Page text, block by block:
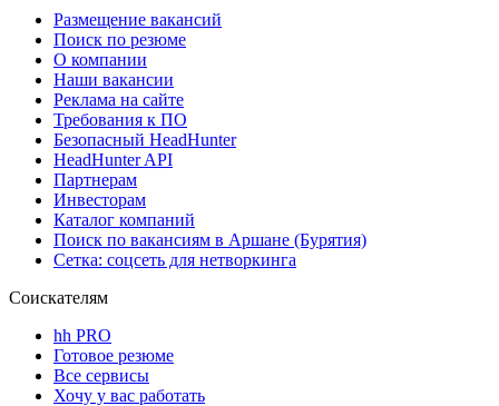
Размещение вакансий
Поиск по резюме
О компании
Наши вакансии
Реклама на сайте
Требования к ПО
Безопасный HeadHunter
HeadHunter API
Партнерам
Инвесторам
Каталог компаний
Поиск по вакансиям в Аршане (Бурятия)
Сетка: соцсеть для нетворкинга
Соискателям
hh PRO
Готовое резюме
Все сервисы
Хочу у вас работать